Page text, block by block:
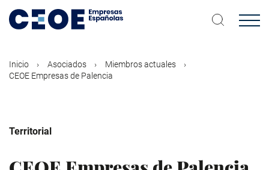
contenido
Inicio Asociados
Miembros actuales
CEOE Empresas de Palencia
Territorial